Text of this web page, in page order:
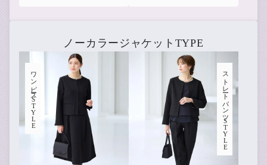
ノーカラージャケットTYPE
ワンピース
STYLE ストレートパンツ
STYLE